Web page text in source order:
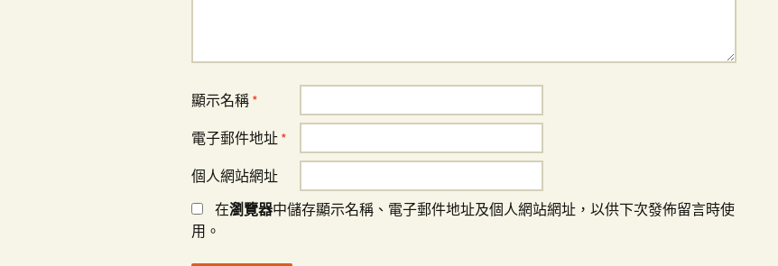
顯示名稱 *
電子郵件地址 *
個人網站網址
在瀏覽器中儲存顯示名稱、電子郵件地址及個人網站網址，以供下次發佈留言時使
用。